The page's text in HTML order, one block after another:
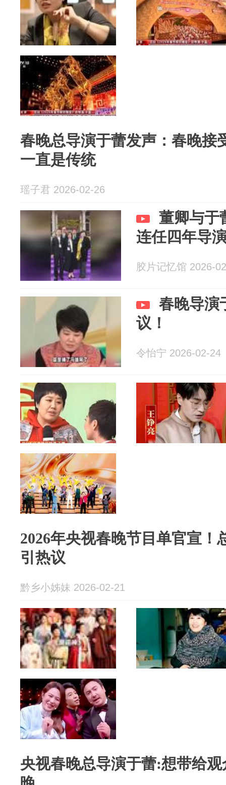
春晚总导演于蕾发声：春晚接
一直是传统
瑶子君 2026-02-26
董卿与于
连任四年导
胶片记忆馆 2026-
春晚导演
议！
令怡宁 2026-02-24
2026年央视春晚节目单官宣！
引热议
黔乡小姊妹 2026-02-21
央视春晚总导演于蕾:想带给